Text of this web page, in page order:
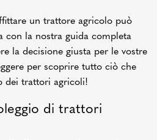
un trattore agricolo può
con la nostra guida completa
la decisione giusta per le vostre
per scoprire tutto ciò che
dei trattori agricoli!
di trattori